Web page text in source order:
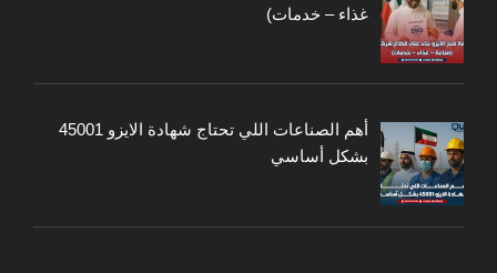
غذاء – خدمات)
أهم الصناعات اللي تحتاج شهادة الايزو 45001
بشكل أساسي